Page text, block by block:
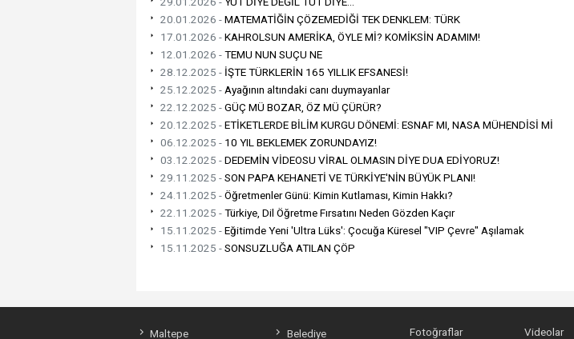
20.01.2026 -MATEMATİĞİN ÇÖZEMEDİĞİ TEK DENKLEM: TÜRK
17.01.2026 -KAHROLSUN AMERİKA, ÖYLE Mİ? KOMİKSİN ADAMIM!
12.01.2026 -TEMU NUN SUÇU NE
28.12.2025 - İŞTE TÜRKLERİN 165 YILLIK EFSANESİ!
25.12.2025 -Ayağının altındaki canı duymayanlar
22.12.2025 -GÜÇ MÜ BOZAR, ÖZ MÜ ÇÜRÜR?
20.12.2025 -ETİKETLERDE BİLİM KURGU DÖNEMİ: ESNAF MI, NASA MÜHENDİSİ Mİ
06.12.2025 - 10 YIL BEKLEMEK ZORUNDAYIZ!
03.12.2025 -DEDEMİN VİDEOSU VİRAL OLMASIN DİYE DUA EDİYORUZ!
29.11.2025 -SON PAPA KEHANETİ VE TÜRKİYE'NİN BÜYÜK PLANI!
24.11.2025 -Öğretmenler Günü: Kimin Kutlaması, Kimin Hakkı?
22.11.2025 -Türkiye, Dil Öğretme Fırsatını Neden Gözden Kaçır
15.11.2025 -Eğitimde Yeni 'Ultra Lüks': Çocuğa Küresel "VIP Çevre" Aşılamak
15.11.2025 -SONSUZLUĞA ATILAN ÇÖP
Maltepe Belediye Fotoğraflar Videolar